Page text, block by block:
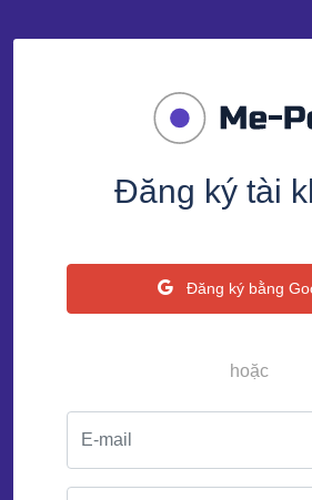
Đăng ký tài
Đăng ký bằng
hoặc